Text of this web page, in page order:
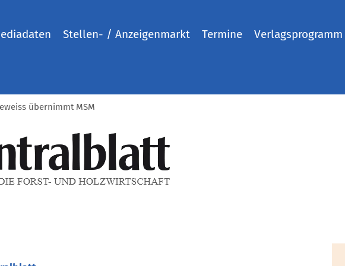
Stellen- / Anzeigenmarkt Termine
Verlagsprogramm
übernimmt MSM